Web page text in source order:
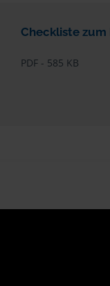
Checkliste
PDF - 585 KB